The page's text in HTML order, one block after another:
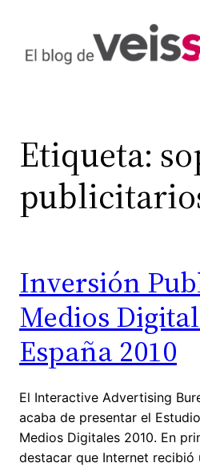
contenido
Etiqueta:
Inversión
Medios
España 2010
El Interactive Advertising
acaba de presentar el
Medios Digitales 2010. En
destacar que Internet recibió